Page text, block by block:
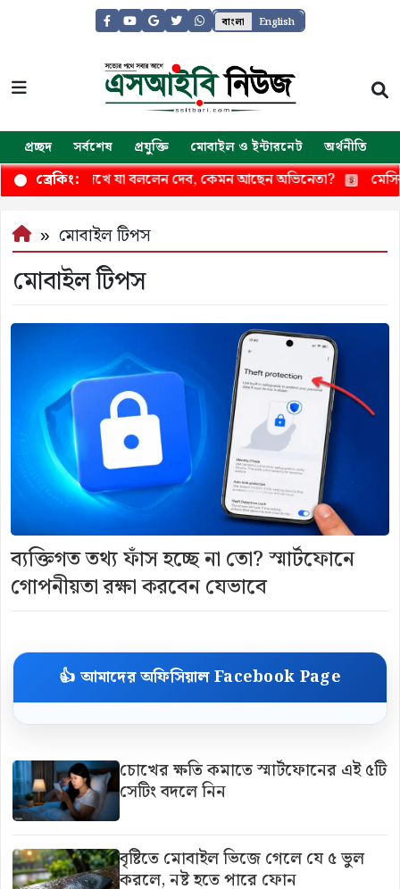
বাংলা English
প্রচ্ছদ সর্বশেষ প্রযুক্তি মোবাইল ও ইন্টারনেট অর্থনীতি
ব্রেকিং:
মিঠুনকে দেখে যা বললেন দেব, কেমন আছেন অভিনেতা? মেসির
মোবাইল টিপস
মোবাইল টিপস
ব্যক্তিগত তথ্য ফাঁস হচ্ছে না তো? স্মার্টফোনে
গোপনীয়তা রক্ষা করবেন যেভাবে
👍 আমাদের অফিসিয়াল Facebook Page
চোখের ক্ষতি কমাতে স্মার্টফোনের এই ৫টি
সেটিং বদলে নিন
বৃষ্টিতে মোবাইল ভিজে গেলে যে ৫ ভুল
করলে, নষ্ট হতে পারে ফোন